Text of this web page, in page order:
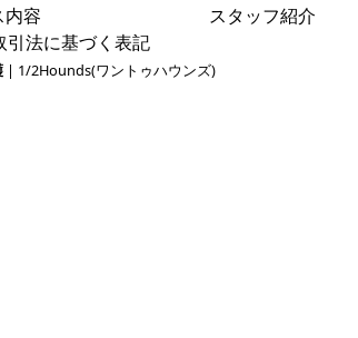
内容 スタッフ紹介
引法に基づく表記
| 1/2Hounds(ワントゥハウンズ)